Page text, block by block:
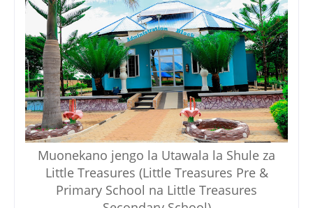
Muonekano jengo la Utawala la Shule za
Little Treasures (Little Treasures Pre &
Primary School na Little Treasures